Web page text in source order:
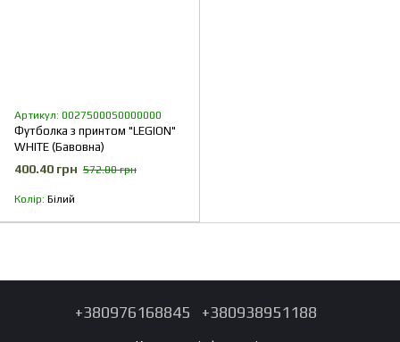
Артикул: 00275000S0000000
Футболка з принтом "LEGION"
WHITE (Бавовна)
400.40 грн 572.00 грн
Колір Білий
+380976168845 +380938951188